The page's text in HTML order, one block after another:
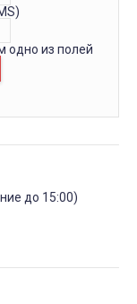
одно из полей
до 15:00)